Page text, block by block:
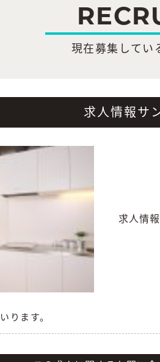
現在募集してい
求人情報サ
求人情
ります。